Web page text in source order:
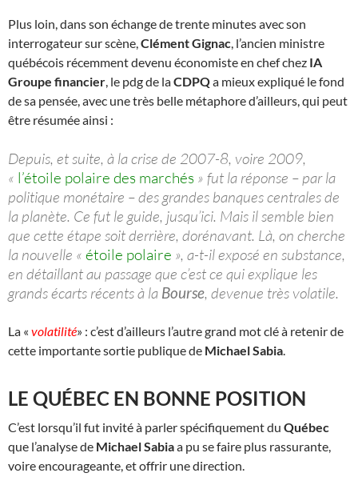
Plus loin, dans son échange de trente minutes avec son
interrogateur sur scène, Clément Gignac , l’ancien ministre
québécois récemment devenu économiste en chef chez IA
Groupe financier , le pdg de laCDPQa mieux expliqué le fond
de sa pensée, avec une très belle métaphore d’ailleurs, qui peut
être résumée ainsi :
Depuis, et suite, à la crise de 2007-8, voire 2009,
« l’étoile polaire des marchés » fut la réponse – par la
politique monétaire – des grandes banques centrales de
la planète. Ce fut le guide, jusqu’ici. Mais il semble bien
que cette étape soit derrière, dorénavant. Là, on cherche
la nouvelle « étoile polaire », a-t-il exposé en substance,
en détaillant au passage que c’est ce qui explique les
grands écarts récents à la Bourse, devenue très volatile.
La « volatilité» : c’est d’ailleurs l’autre grand mot clé à retenir de
cette importante sortie publique de Michael Sabia
LE QUÉBEC EN BONNE POSITION
C’est lorsqu’il fut invité à parler spécifiquement du Québec
que l’analyse de Michael Sabiaa pu se faire plus rassurante,
voire encourageante, et offrir une direction.